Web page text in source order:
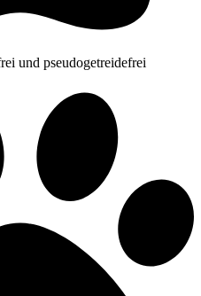
und pseudogetreidefrei